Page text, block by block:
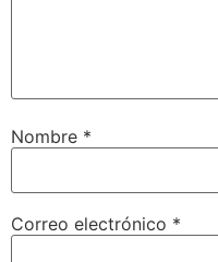
Nombre *
Correo electrónico *